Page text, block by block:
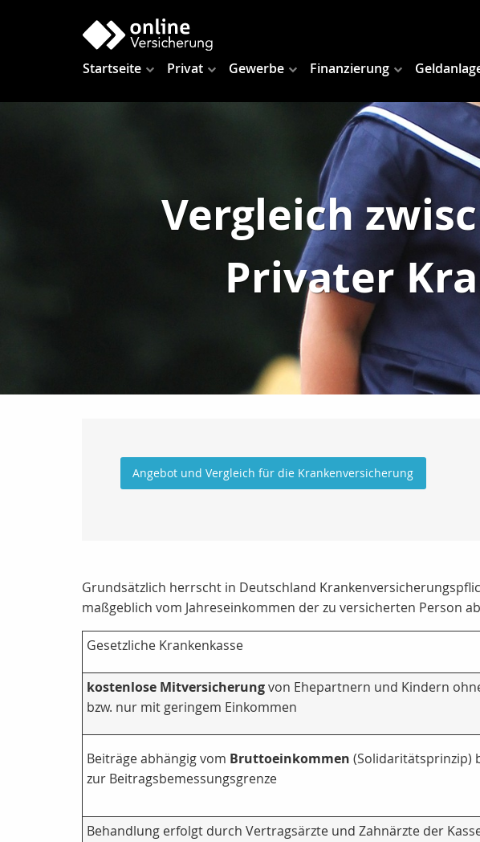
Startseite Privat Gewerbe Finanzierung
Vergleich
Privater
Angebot und Vergleich für die Krankenversicherung
Grundsätzlich herrscht in Deutschland
maßgeblich vom Jahreseinkommen der zu versicherten Person
Gesetzliche Krankenkasse
kostenlose Mitversicherungvon Ehepartnern und Kindern
bzw. nur mit geringem Einkommen
Beiträge abhängig vom Bruttoeinkommen (Solidaritätsprinzip)
zur Beitragsbemessungsgrenze
Behandlung erfolgt durch Vertragsärzte und Zahnärzte der